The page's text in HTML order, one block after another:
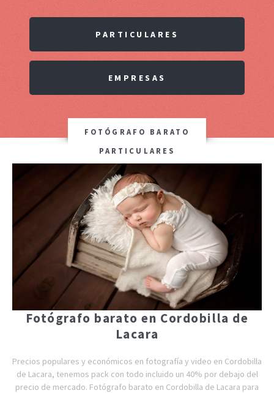
PARTICULARES
EMPRESAS
FOTÓGRAFO BARATO
PARTICULARES
Fotógrafo barato en Cordobilla de
Lacara
Precios populares y económicos en fotografía y video en Cordobilla
de Lacara, tenemos pack con todo incluido un 40% por debajo del
precio de mercado. Fotógrafo barato en Cordobilla de Lacara para